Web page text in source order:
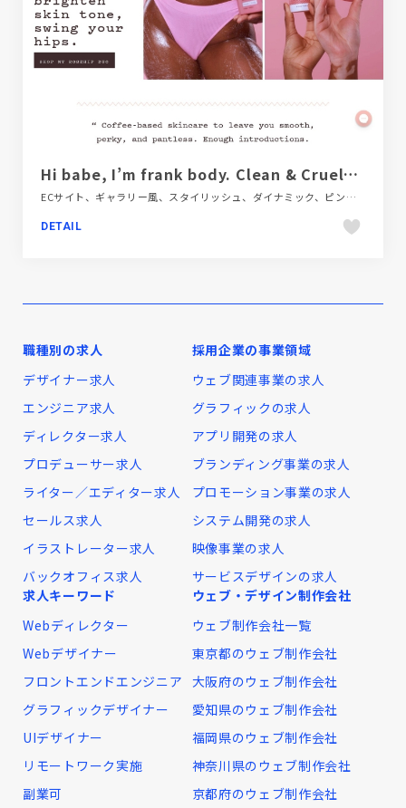
Hi babe, I’m frank body. Clean & Cruelty Free Skincare.
ECサイト、ギャラリー風、スタイリッシュ、ダイナミック、ピンク系、ファッション・ビューティー、フラットデザイン、ホワイト系、ポップ、モーション多め、大きめ写真、海外サイト
DETAIL
職種別の求人
デザイナー求人
エンジニア求人
ディレクター求人
プロデューサー求人
ライター／エディター求人
セールス求人
イラストレーター求人
バックオフィス求人
採用企業の事業領域
ウェブ関連事業の求人
グラフィックの求人
アプリ開発の求人
ブランディング事業の求人
プロモーション事業の求人
システム開発の求人
映像事業の求人
サービスデザインの求人
求人キーワード
Webディレクター
Webデザイナー
フロントエンドエンジニア
グラフィックデザイナー
UIデザイナー
リモートワーク実施
副業可
ウェブ・デザイン制作会社
ウェブ制作会社一覧
東京都のウェブ制作会社
大阪府のウェブ制作会社
愛知県のウェブ制作会社
福岡県のウェブ制作会社
神奈川県のウェブ制作会社
京都府のウェブ制作会社